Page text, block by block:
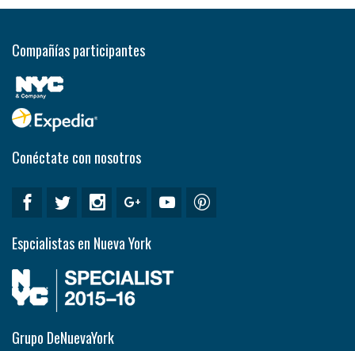
Compañías participantes
Conéctate con nosotros
Espcialistas en Nueva York
Grupo DeNuevaYork